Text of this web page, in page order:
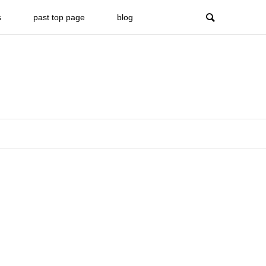
past top page blog